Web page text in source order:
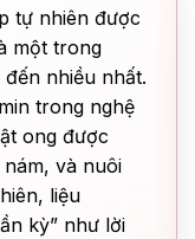
tự nhiên được
một trong
nhiều nhất.
trong nghệ
ong được
và nuôi
liệu
kỳ” như lời